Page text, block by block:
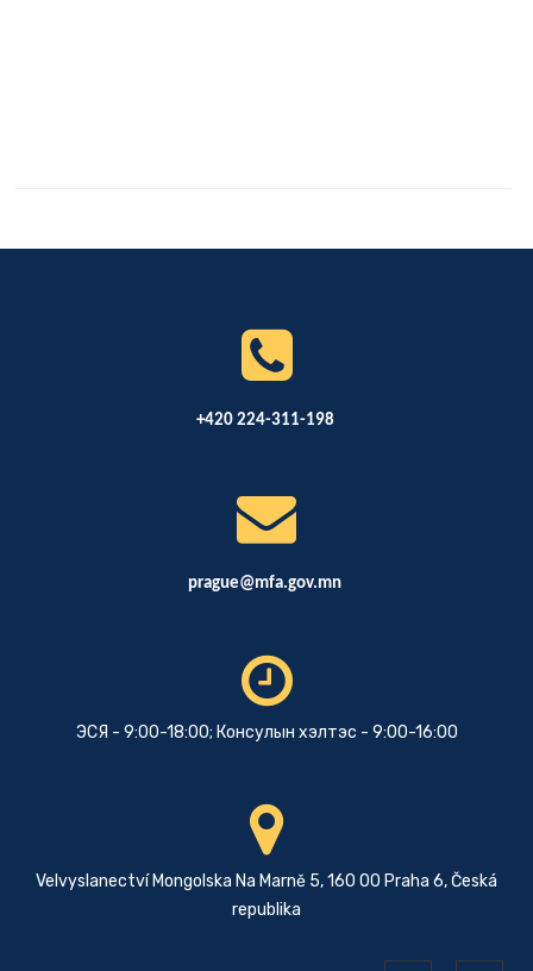
+420 224-311-198
prague@mfa.gov.mn
ЭСЯ - 9:00-18:00; Консулын хэлтэс - 9:00-16:00
Velvyslanectví Mongolska Na Marně 5, 160 00 Praha 6, Česká
republika